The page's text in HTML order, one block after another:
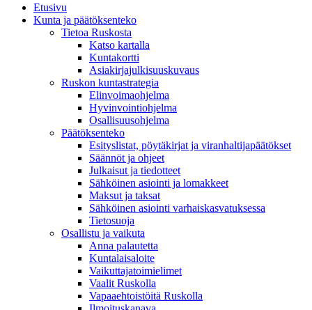
Etusivu
Kunta ja päätöksenteko
Tietoa Ruskosta
Katso kartalla
Kuntakortti
Asiakirjajulkisuuskuvaus
Ruskon kuntastrategia
Elinvoimaohjelma
Hyvinvointiohjelma
Osallisuusohjelma
Päätöksenteko
Esityslistat, pöytäkirjat ja viranhaltijapäätökset
Säännöt ja ohjeet
Julkaisut ja tiedotteet
Sähköinen asiointi ja lomakkeet
Maksut ja taksat
Sähköinen asiointi varhaiskasvatuksessa
Tietosuoja
Osallistu ja vaikuta
Anna palautetta
Kuntalaisaloite
Vaikuttajatoimielimet
Vaalit Ruskolla
Vapaaehtoistöitä Ruskolla